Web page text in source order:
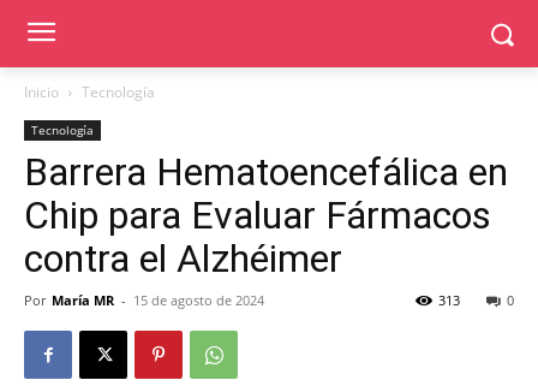
Inicio Tecnología
Tecnología
Barrera Hematoencefálica en
Chip para Evaluar Fármacos
contra el Alzhéimer
Por María MR - 15 de agosto de 2024 0
313